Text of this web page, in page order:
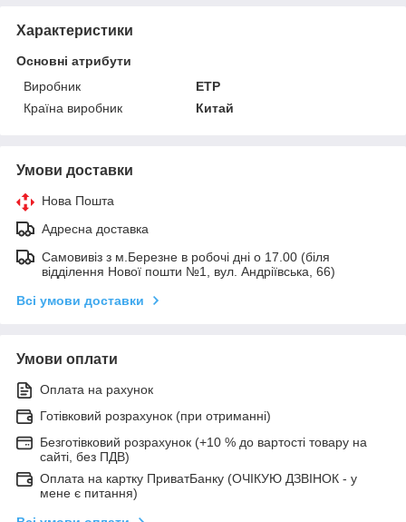
Характеристики
Основні атрибути
Виробник
ETP
Країна виробник
Китай
Умови доставки
Нова Пошта
Адресна доставка
Самовивіз з м.Березне в робочі дні о 17.00 (біля
відділення Нової пошти №1, вул. Андріївська, 66)
Всі умови доставки
Умови оплати
Оплата на рахунок
Готівковий розрахунок (при отриманні)
Безготівковий розрахунок (+10 % до вартості товару на
сайті, без ПДВ)
Оплата на картку ПриватБанку (ОЧІКУЮ ДЗВІНОК - у
мене є питання)